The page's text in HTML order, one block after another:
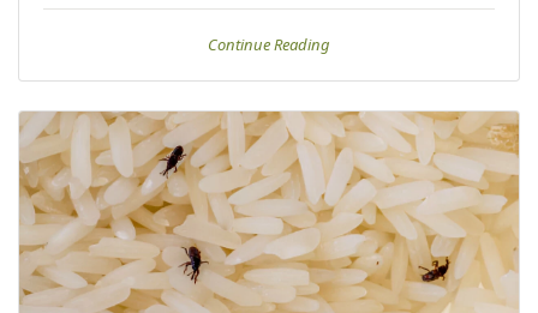
Continue Reading